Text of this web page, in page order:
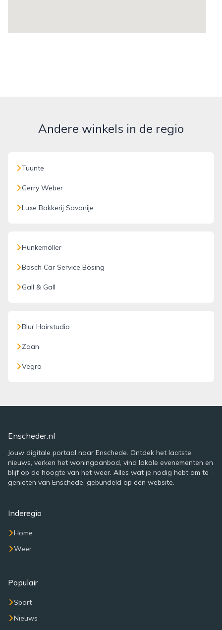
Andere winkels in de regio
Tuunte
Gerry Weber
Luxe Bakkerij Savonije
Hunkemöller
Bosch Car Service Bösing
Gall & Gall
Blur Hairstudio
Zaan
Vegro
Enscheder.nl
Jouw digitale portaal naar Enschede. Ontdek het laatste
nieuws, verken het woningaanbod, vind lokale evenementen en
blijf op de hoogte van het weer. Alles wat je nodig hebt om te
genieten van Enschede, gebundeld op één website.
Inderegio
Home
Weer
Populair
Sport
Nieuws